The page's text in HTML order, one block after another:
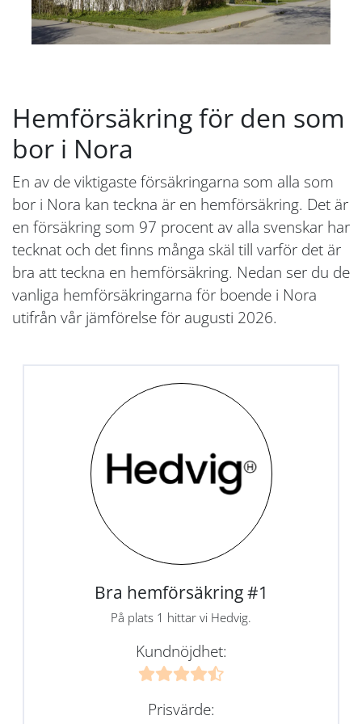
Hemförsäkring för den som
bor i Nora
En av de viktigaste försäkringarna som alla som
bor i Nora kan teckna är en hemförsäkring. Det är
en försäkring som 97 procent av alla svenskar har
tecknat och det finns många skäl till varför det är
bra att teckna en hemförsäkring. Nedan ser du de
vanliga hemförsäkringarna för boende i Nora
utifrån vår jämförelse för augusti 2026.
Bra hemförsäkring #1
På plats 1 hittar vi Hedvig.
Kundnöjdhet:
Prisvärde: